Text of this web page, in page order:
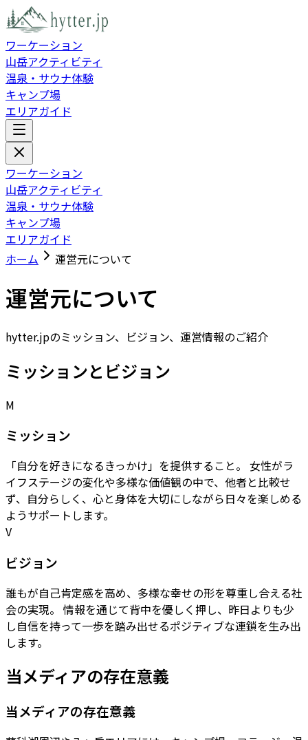
ワーケーション
山岳アクティビティ
温泉・サウナ体験
キャンプ場
エリアガイド
ワーケーション
山岳アクティビティ
温泉・サウナ体験
キャンプ場
エリアガイド
ホーム
運営元について
運営元について
hytter.jpのミッション、ビジョン、運営情報のご紹介
ミッションとビジョン
M
ミッション
「自分を好きになるきっかけ」を提供すること。 女性がラ
イフステージの変化や多様な価値観の中で、他者と比較せ
ず、自分らしく、心と身体を大切にしながら日々を楽しめる
ようサポートします。
V
ビジョン
誰もが自己肯定感を高め、多様な幸せの形を尊重し合える社
会の実現。 情報を通じて背中を優しく押し、昨日よりも少
し自信を持って一歩を踏み出せるポジティブな連鎖を生み出
します。
当メディアの存在意義
当メディアの存在意義